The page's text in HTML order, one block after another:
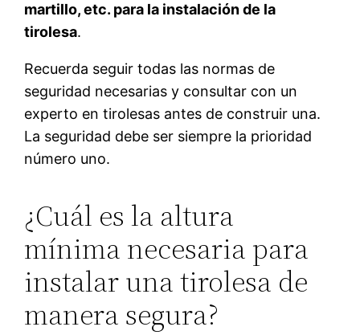
martillo, etc. para la instalación de la
tirolesa.
Recuerda seguir todas las normas de
seguridad necesarias y consultar con un
experto en tirolesas antes de construir una.
La seguridad debe ser siempre la prioridad
número uno.
¿Cuál es la altura
mínima necesaria para
instalar una tirolesa de
manera segura?